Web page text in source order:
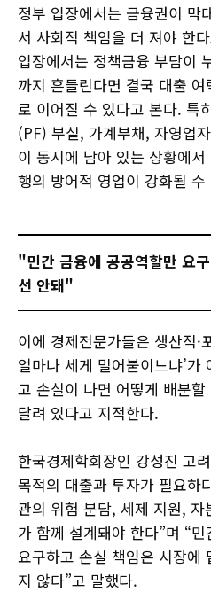
정부 입장에서는 금융권이 막
서 사회적 책임을 더 져야 한
입장에서는 정책금융 부담이
까지 흔들린다면 결국 대출
로 이어질 수 있다고 본다. 특
(PF) 부실, 가계부채, 자영업
이 동시에 남아 있는 상황에
행의 방어적 영업이 강화될
"민간 금융에 공공역할만 요
선 안돼"
이에 경제전문가들은 생산적·
얼마나 세게 밀어붙이느냐’가
고 손실이 나면 어떻게 배분할
달려 있다고 지적한다.
한국경제학회장인 강성진 고
목적의 대출과 투자가 필요하
관의 위험 분담, 세제 지원,
가 함께 설계돼야 한다”며 “
요구하고 손실 책임은 시장에
지 않다”고 말했다.